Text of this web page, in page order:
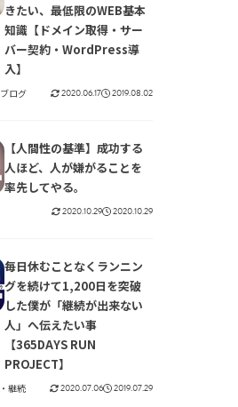
きたい、最低限のWEB基本
知識【ドメイン取得・サー
バー契約・WordPress導
入】
ブログ 2020.06.17 2019.08.02
【人間性の基準】成功する
人ほど、人が嫌がることを
率先してやる。
2020.10.29 2020.10.29
毎日休むことなくランニン
グを続けて1,200日を突破
した僕が「継続が出来ない
人」へ伝えたい事
【365DAYS RUN
PROJECT】
継続 2020.07.06 2019.07.29